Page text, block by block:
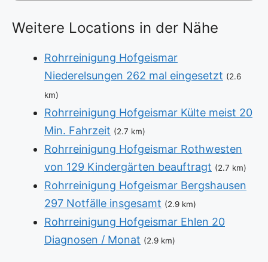
Weitere Locations in der Nähe
Rohrreinigung Hofgeismar
Niederelsungen 262 mal eingesetzt (2.6
km)
Rohrreinigung Hofgeismar Külte meist 20
Min. Fahrzeit (2.7 km)
Rohrreinigung Hofgeismar Rothwesten
von 129 Kindergärten beauftragt (2.7 km)
Rohrreinigung Hofgeismar Bergshausen
297 Notfälle insgesamt (2.9 km)
Rohrreinigung Hofgeismar Ehlen 20
Diagnosen / Monat (2.9 km)